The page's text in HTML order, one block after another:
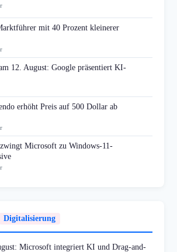
mit 40 Prozent kleinerer
12. August: Google präsentiert KI-
erhöht Preis auf 500 Dollar ab
Microsoft zu Windows-11-
Digitalisierung
Microsoft integriert KI und Drag-and-